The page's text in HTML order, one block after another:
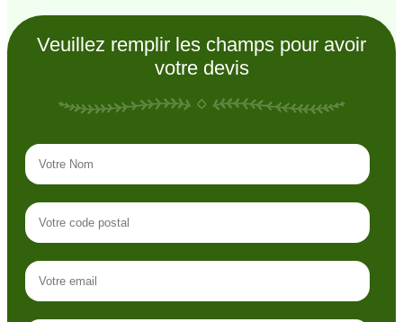
Veuillez remplir les champs pour avoir
votre devis